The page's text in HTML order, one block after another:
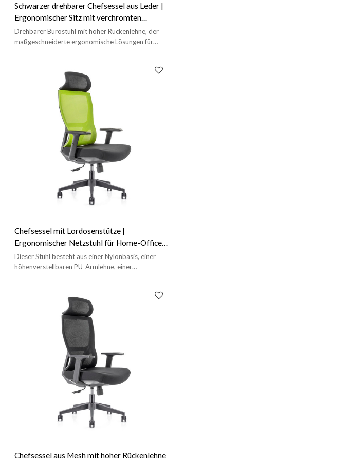
Schwarzer drehbarer Chefsessel aus Leder |
Ergonomischer Sitz mit verchromten
Armlehnen für Büroprojekte und
Großbestellungen
Drehbarer Bürostuhl mit hoher Rückenlehne, der
maßgeschneiderte ergonomische Lösungen für
Chefsessel mit Lordosenstütze |
Ergonomischer Netzstuhl für Home-Office-
Anbieter (YF-GA15-Grün）
Dieser Stuhl besteht aus einer Nylonbasis, einer
höhenverstellbaren PU-Armlehne, einer
Chefsessel aus Mesh mit hoher Rückenlehne